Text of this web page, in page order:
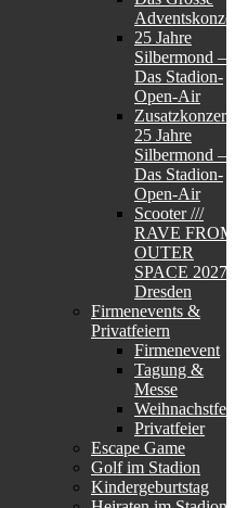
25 Jahre
Silbermond –
Das Stadion-
Open-Air
Zusatzkonzert:
25 Jahre
Silbermond –
Das Stadion-
Open-Air
Scooter ///
RAVE FROM
OUTER
SPACE 2027
Dresden
Firmenevents &
Privatfeiern
Firmenevent
Tagung &
Messe
Privatfeier
Escape Game
Golf im Stadion
Kindergeburtstag